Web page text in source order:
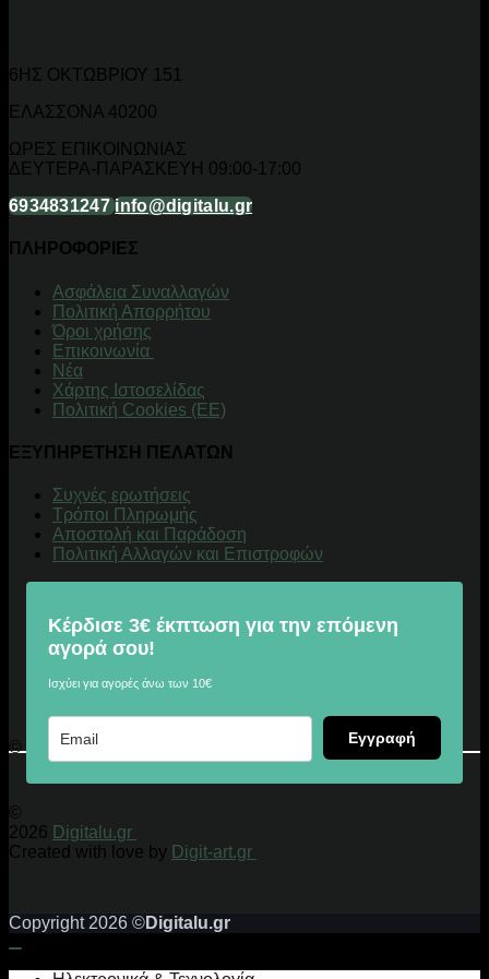
6ΗΣ ΟΚΤΩΒΡΙΟΥ 151
ΕΛΑΣΣΟΝΑ 40200
ΩΡΕΣ ΕΠΙΚΟΙΝΩΝΙΑΣ
ΔΕΥΤΕΡΑ-ΠΑΡΑΣΚΕΥΗ 09:00-17:00
6934831247 info@digitalu.gr
ΠΛΗΡΟΦΟΡΙΕΣ
Aσφάλεια Συναλλαγών
Πολιτική Απορρήτου
Όροι χρήσης
Επικοινωνία
Νέα
Χάρτης Ιστοσελίδας
Πολιτική Cookies (ΕΕ)
ΕΞΥΠΗΡΕΤΗΣΗ ΠΕΛΑΤΩΝ
Συχνές ερωτήσεις
Τρόποι Πληρωμής
Αποστολή και Παράδοση
Πολιτική Αλλαγών και Επιστροφών
Κέρδισε 3€ έκπτωση για την επόμενη
αγορά σου!
Ισχύει για αγορές άνω των 10€
Εγγραφή
© 2026 Digitalu.gr
©
2026 Digitalu.gr
Created with love by Digit-art.gr
Copyright 2026 ©Digitalu.gr